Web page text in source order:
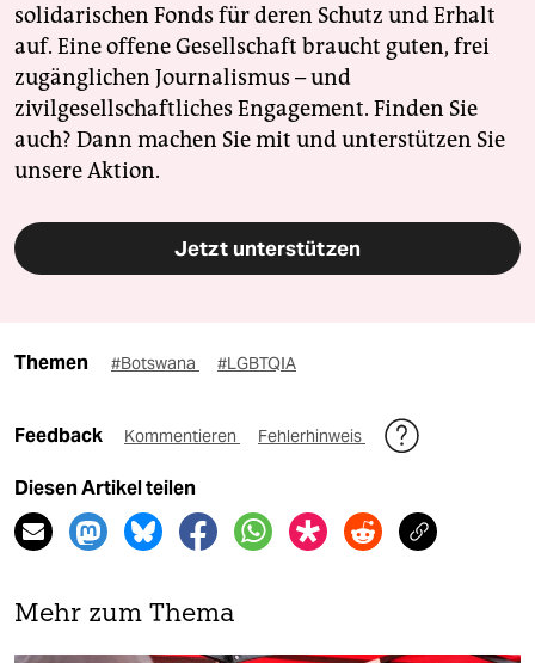
solidarischen Fonds für deren Schutz und Erhalt
auf. Eine offene Gesellschaft braucht guten, frei
zugänglichen Journalismus – und
zivilgesellschaftliches Engagement. Finden Sie
auch? Dann machen Sie mit und unterstützen Sie
unsere Aktion.
Jetzt unterstützen
Themen #Botswana #LGBTQIA
Feedback Kommentieren Fehlerhinweis
Diesen Artikel teilen
Mehr zum Thema